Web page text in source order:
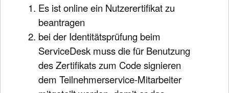
Es ist online ein Nutzerertifikat zu
beantragen
bei der Identitätsprüfung beim
ServiceDesk muss die für Benutzung
des Zertifikats zum Code signieren
dem Teilnehmerservice-Mitarbeiter